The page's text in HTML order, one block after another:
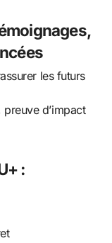
les futurs
d’impact
: